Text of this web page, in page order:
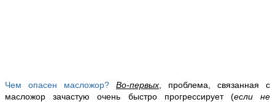
Чем опасен масложор? Во-первых , проблема, связанная с
масложор зачастую очень быстро прогрессирует (если не